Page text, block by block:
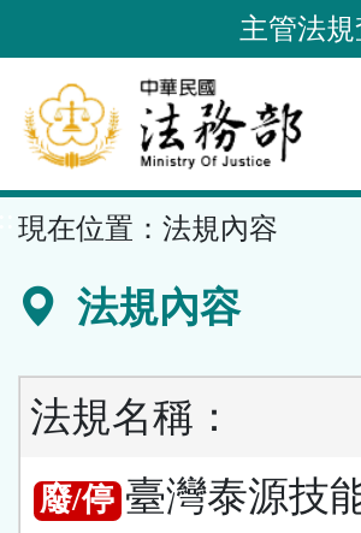
到
要
內
容
區
主管法
現在位置： 法規內容
法規內容
法規名稱：
廢/停 臺灣泰源技